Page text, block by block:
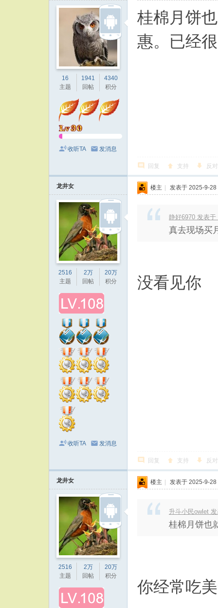
16
主题
1941
回帖
4340
积分
收听TA 发消息
桂棉月饼
惠。已经
回复 支持 反对
龙井女
2516
主题
2万
回帖
20万
积分
收听TA 发消息
楼主 | 发表于 2025-9-
静好6970 发表于
真去现场买
没看见你
回复 支持 反对
龙井女
2516
主题
2万
回帖
20万
积分
楼主 | 发表于 2025-9-
升斗小民owlet
桂棉月饼也
你经常吃